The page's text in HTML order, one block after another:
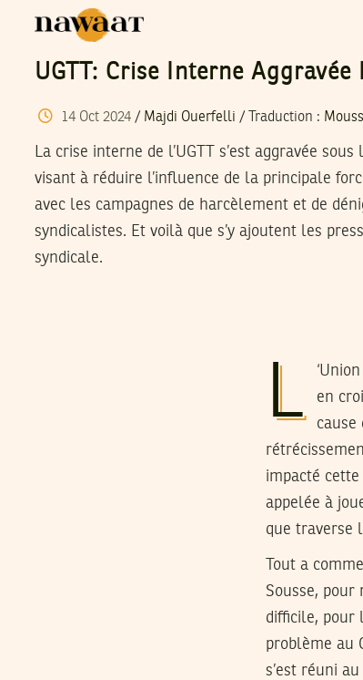
UGTT: Crise Interne
14 Oct 2024/ Majdi Ouerfelli / Traduction :
La crise interne de l’UGTT s’est aggravée
visant à réduire l’influence de la principale
avec les campagnes de harcèlement et de
syndicalistes. Et voilà que s’y ajoutent les
syndicale.
L
en
cause
impacté
appelée à
que traverse
Tout a
Sousse, pour
difficile, pour
problème au
s’est réuni